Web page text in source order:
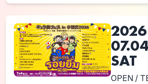
2026
07.04
SAT
OPEN /